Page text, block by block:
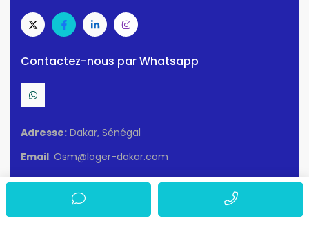
Contactez-nous par Whatsapp
Adresse: Dakar, Sénégal
Email: Osm@loger-dakar.com